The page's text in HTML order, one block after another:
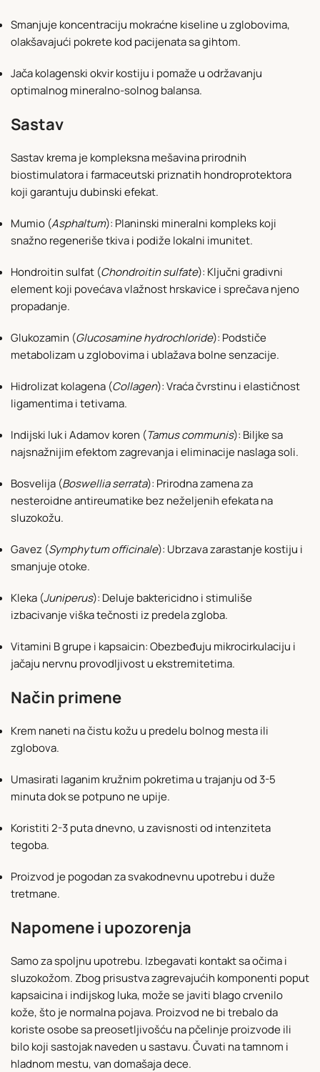
Smanjuje koncentraciju mokraćne kiseline u zglobovima,
olakšavajući pokrete kod pacijenata sa gihtom.
Jača kolagenski okvir kostiju i pomaže u održavanju
optimalnog mineralno-solnog balansa.
Sastav
Sastav krema je kompleksna mešavina prirodnih
biostimulatora i farmaceutski priznatih hondroprotektora
koji garantuju dubinski efekat.
Mumio (Asphaltum): Planinski mineralni kompleks koji
snažno regeneriše tkiva i podiže lokalni imunitet.
Hondroitin sulfat (Chondroitin sulfate): Ključni gradivni
element koji povećava vlažnost hrskavice i sprečava njeno
propadanje.
Glukozamin (Glucosamine hydrochloride): Podstiče
metabolizam u zglobovima i ublažava bolne senzacije.
Hidrolizat kolagena (Collagen): Vraća čvrstinu i elastičnost
ligamentima i tetivama.
Indijski luk i Adamov koren (Tamus communis): Biljke sa
najsnažnijim efektom zagrevanja i eliminacije naslaga soli.
Bosvelija (Boswellia serrata): Prirodna zamena za
nesteroidne antireumatike bez neželjenih efekata na
sluzokožu.
Gavez (Symphytum officinale): Ubrzava zarastanje kostiju i
smanjuje otoke.
Kleka (Juniperus): Deluje baktericidno i stimuliše
izbacivanje viška tečnosti iz predela zgloba.
Vitamini B grupe i kapsaicin: Obezbeđuju mikrocirkulaciju i
jačaju nervnu provodljivost u ekstremitetima.
Način primene
Krem naneti na čistu kožu u predelu bolnog mesta ili
zglobova.
Umasirati laganim kružnim pokretima u trajanju od 3-5
minuta dok se potpuno ne upije.
Koristiti 2-3 puta dnevno, u zavisnosti od intenziteta
tegoba.
Proizvod je pogodan za svakodnevnu upotrebu i duže
tretmane.
Napomene i upozorenja
Samo za spoljnu upotrebu. Izbegavati kontakt sa očima i
sluzokožom. Zbog prisustva zagrevajućih komponenti poput
kapsaicina i indijskog luka, može se javiti blago crvenilo
kože, što je normalna pojava. Proizvod ne bi trebalo da
koriste osobe sa preosetljivošću na pčelinje proizvode ili
bilo koji sastojak naveden u sastavu. Čuvati na tamnom i
hladnom mestu, van domašaja dece.